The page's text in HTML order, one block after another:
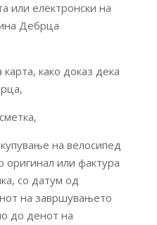
или електронски на
Дебрца
како доказ дека
на велосипед
оригинал или фактура
со датум од
на завршувањето
до денот на